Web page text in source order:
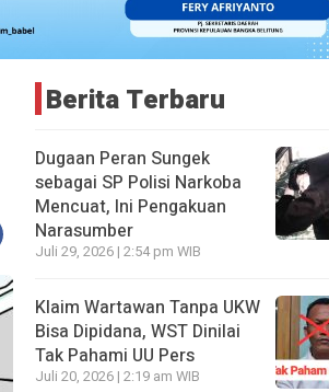
Berita Terbaru
Dugaan Peran Sungek
sebagai SP Polisi Narkoba
Mencuat, Ini Pengakuan
Narasumber
Juli 29, 2026 | 2:54 pm WIB
Klaim Wartawan Tanpa UKW
Bisa Dipidana, WST Dinilai
Tak Pahami UU Pers
Juli 20, 2026 | 2:19 am WIB